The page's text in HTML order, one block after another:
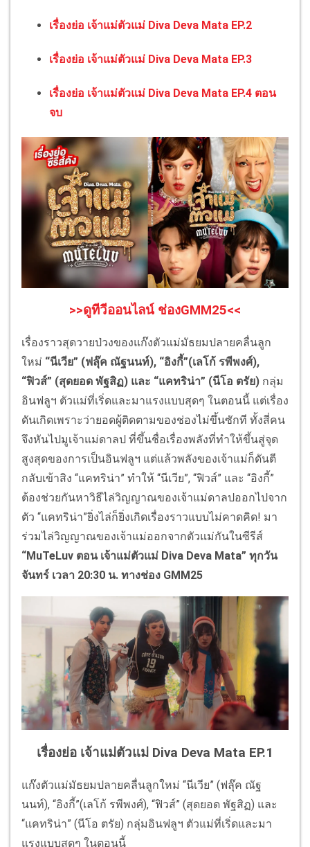
เรื่องย่อ เจ้าแม่ตัวแม่ Diva Deva Mata EP.2
เรื่องย่อ เจ้าแม่ตัวแม่ Diva Deva Mata EP.3
เรื่องย่อ เจ้าแม่ตัวแม่ Diva Deva Mata EP.4 ตอน
จบ
>>ดูทีวีออนไลน์ ช่องGMM25<<
เรื่องราวสุดวายป่วงของแก๊งตัวแม่มัธยมปลายคลื่นลูก
ใหม่ “นีเวีย” (ฟลุ๊ค ณัฐนนท์), “อิงกี้”(เลโก้ รพีพงศ์),
“ฟิวส์” (สุดยอด พัฐสิฏ) และ “แคทริน่า” (นีโอ ตรัย) กลุ่ม
อินฟลูฯ ตัวแม่ที่เริ่ดและมาแรงแบบสุดๆ ในตอนนี้ แต่เรื่อง
ดันเกิดเพราะว่ายอดผู้ติดตามของช่องไม่ขึ้นซักที ทั้งสี่คน
จึงหันไปมูเจ้าแม่ดาลป ที่ขึ้นชื่อเรื่องพลังที่ทำให้ขึ้นสู่จุด
สูงสุดของการเป็นอินฟลูฯ แต่แล้วพลังของเจ้าแม่ก็ดันตี
กลับเข้าสิง “แคทริน่า” ทำให้ “นีเวีย”, “ฟิวส์” และ “อิงกี้”
ต้องช่วยกันหาวิธีไล่วิญญาณของเจ้าแม่ดาลปออกไปจาก
ตัว “แคทริน่า”ยิ่งไล่ก็ยิ่งเกิดเรื่องราวแบบไม่คาดคิด! มา
ร่วมไล่วิญญาณของเจ้าแม่ออกจากตัวแม่กันในซีรีส์
“MuTeLuv ตอน เจ้าแม่ตัวแม่ Diva Deva Mata” ทุกวัน
จันทร์ เวลา 20:30 น. ทางช่อง GMM25
เรื่องย่อ เจ้าแม่ตัวแม่ Diva Deva Mata EP.1
แก๊งตัวแม่มัธยมปลายคลื่นลูกใหม่ “นีเวีย” (ฟลุ๊ค ณัฐ
นนท์), “อิงกี้”(เลโก้ รพีพงศ์), “ฟิวส์” (สุดยอด พัฐสิฏ) และ
“แคทริน่า” (นีโอ ตรัย) กลุ่มอินฟลูฯ ตัวแม่ที่เริ่ดและมา
แรงแบบสุดๆ ในตอนนี้